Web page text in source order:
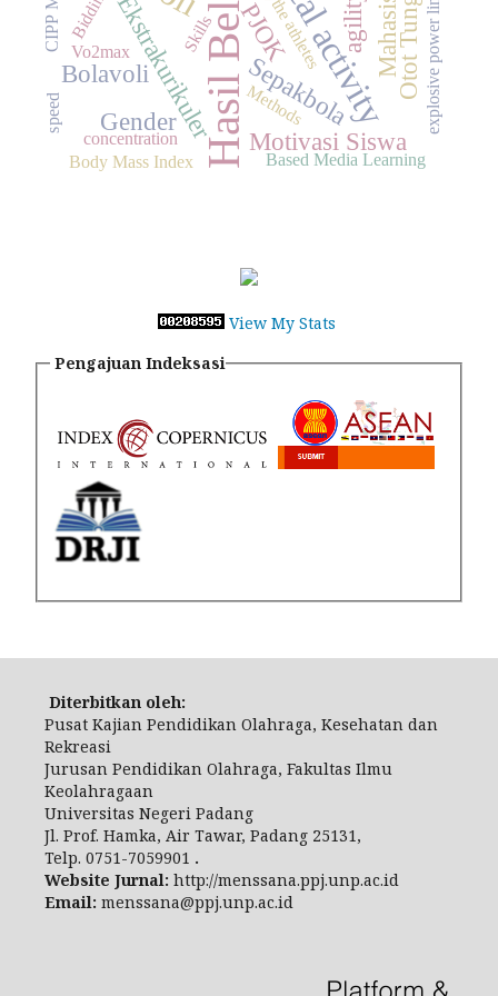
Hasil Belajar
Ekstrakurikuler PJOK
Bolavoli
agility
Sepakbola
Motivasi Siswa
Otot Tungkai
Gender
concentration
scythe athletes
Bidding
Body Mass Index Based Media Learning
Skills
Methods
speed
Vo2max
View My Stats
Pengajuan Indeksasi
Diterbitkan oleh:
Pusat Kajian Pendidikan Olahraga, Kesehatan dan
Rekreasi
Jurusan Pendidikan Olahraga, Fakultas Ilmu
Keolahragaan
Universitas Negeri Padang
Jl. Prof. Hamka, Air Tawar, Padang 25131,
Telp. 0751-7059901 .
Website Jurnal: http://menssana.ppj.unp.ac.id
Email: menssana@ppj.unp.ac.id